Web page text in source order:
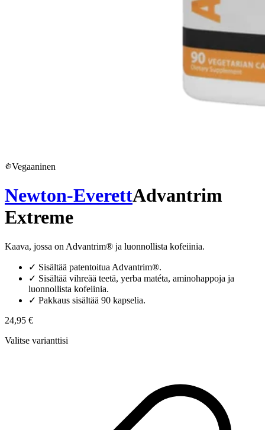
Vegaaninen
Newton-EverettAdvantrim
Extreme
Kaava, jossa on Advantrim® ja luonnollista kofeiinia.
✓ Sisältää patentoitua Advantrim®.
✓ Sisältää vihreää teetä, yerba matéta, aminohappoja ja
luonnollista kofeiinia.
✓ Pakkaus sisältää 90 kapselia.
24,95 €
Valitse varianttisi